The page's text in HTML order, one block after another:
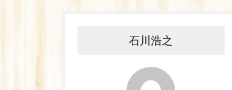
石川浩之